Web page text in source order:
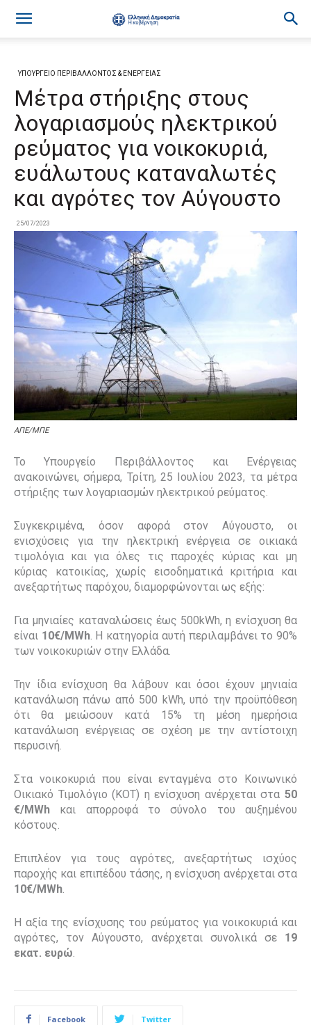
ΥΠΟΥΡΓΕΙΟ ΠΕΡΙΒΑΛΛΟΝΤΟΣ & ΕΝΕΡΓΕΙΑΣ
Μέτρα στήριξης στους
λογαριασμούς ηλεκτρικού
ρεύματος για νοικοκυριά,
ευάλωτους καταναλωτές
και αγρότες τον Αύγουστο
25/07/2023
ΑΠΕ/ΜΠΕ
Το Υπουργείο Περιβάλλοντος και Ενέργειας
ανακοινώνει, σήμερα, Τρίτη, 25 Ιουλίου 2023, τα μέτρα
στήριξης των λογαριασμών ηλεκτρικού ρεύματος.
Συγκεκριμένα, όσον αφορά στον Αύγουστο, οι
ενισχύσεις για την ηλεκτρική ενέργεια σε οικιακά
τιμολόγια και για όλες τις παροχές κύριας και μη
κύριας κατοικίας, χωρίς εισοδηματικά κριτήρια και
ανεξαρτήτως παρόχου, διαμορφώνονται ως εξής:
Για μηνιαίες καταναλώσεις έως 500kWh, η ενίσχυση θα
είναι 10€/MWh. Η κατηγορία αυτή περιλαμβάνει το 90%
των νοικοκυριών στην Ελλάδα.
Την ίδια ενίσχυση θα λάβουν και όσοι έχουν μηνιαία
κατανάλωση πάνω από 500 kWh, υπό την προϋπόθεση
ότι θα μειώσουν κατά 15% τη μέση ημερήσια
κατανάλωση ενέργειας σε σχέση με την αντίστοιχη
περυσινή.
Στα νοικοκυριά που είναι ενταγμένα στο Κοινωνικό
Οικιακό Τιμολόγιο (ΚΟΤ) η ενίσχυση ανέρχεται στα 50
€/MWh και απορροφά το σύνολο του αυξημένου
κόστους.
Επιπλέον για τους αγρότες, ανεξαρτήτως ισχύος
παροχής και επιπέδου τάσης, η ενίσχυση ανέρχεται στα
10€/MWh
Η αξία της ενίσχυσης του ρεύματος για νοικοκυριά και
αγρότες, τον Αύγουστο, ανέρχεται συνολικά σε 19
εκατ. ευρώ
Facebook Twitter